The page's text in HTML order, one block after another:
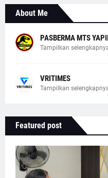
About Me
PASBERMA MTS
Tampilkan
VRITIMES
Tampilkan
Featured post